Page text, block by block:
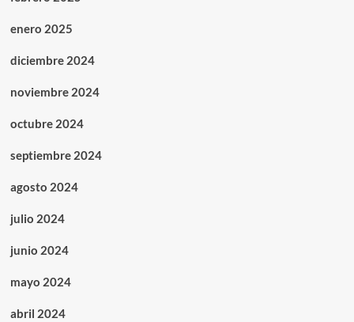
enero 2025
diciembre 2024
noviembre 2024
octubre 2024
septiembre 2024
agosto 2024
julio 2024
junio 2024
mayo 2024
abril 2024